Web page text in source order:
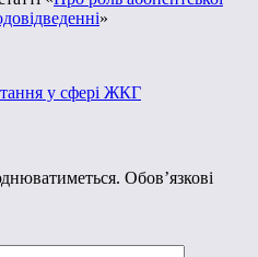
»
у сфері ЖКГ
Обов’язкові